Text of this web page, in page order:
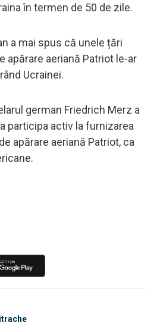
în termen de 50 de zile.
a mai spus că unele țări
apărare aeriană Patriot le-ar
Ucrainei.
german Friedrich Merz a
participa activ la furnizarea
apărare aeriană Patriot, ca